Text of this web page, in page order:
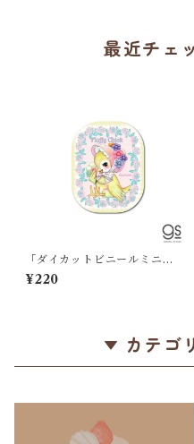
最近チェ
「ダイカットビニールミニス
テッカー / ふわふわひよこ」
スイマー / 昭和レトロ / 女の
¥220
カテゴ